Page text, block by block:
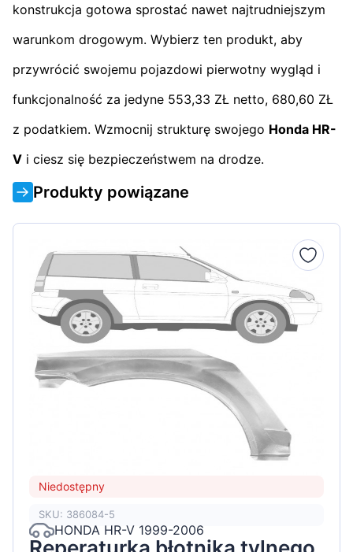
konstrukcja gotowa sprostać nawet najtrudniejszym
warunkom drogowym. Wybierz ten produkt, aby
przywrócić swojemu pojazdowi pierwotny wygląd i
funkcjonalność za jedyne 553,33 ZŁ netto, 680,60 ZŁ
z podatkiem. Wzmocnij strukturę swojego Honda HR-
V i ciesz się bezpieczeństwem na drodze.
Produkty powiązane
Niedostępny
SKU: 386084-5
HONDA HR-V 1999-2006